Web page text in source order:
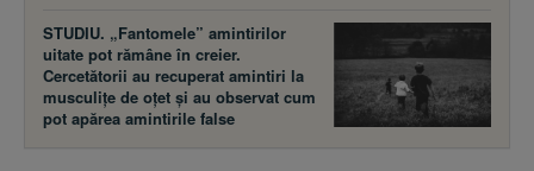
STUDIU. „Fantomele” amintirilor
uitate pot rămâne în creier.
Cercetătorii au recuperat amintiri la
musculițe de oțet și au observat cum
pot apărea amintirile false